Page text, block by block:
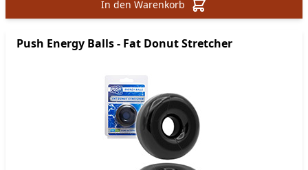
In den Warenkorb
Push Energy Balls - Fat Donut Stretcher